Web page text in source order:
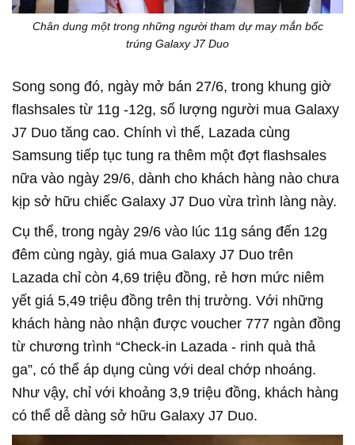
Chân dung một trong những người tham dự may mắn bốc
trúng Galaxy J7 Duo
Song song đó, ngày mở bán 27/6, trong khung giờ
flashsales từ 11g -12g, số lượng người mua Galaxy
J7 Duo tăng cao. Chính vì thế, Lazada cùng
Samsung tiếp tục tung ra thêm một đợt flashsales
nữa vào ngày 29/6, dành cho khách hàng nào chưa
kịp sở hữu chiếc Galaxy J7 Duo vừa trình làng này.
Cụ thể, trong ngày 29/6 vào lúc 11g sáng đến 12g
đêm cùng ngày, giá mua Galaxy J7 Duo trên
Lazada chỉ còn 4,69 triệu đồng, rẻ hơn mức niêm
yết giá 5,49 triệu đồng trên thị trường. Với những
khách hàng nào nhận được voucher 777 ngàn đồng
từ chương trình “Check-in Lazada - rinh quà thả
ga”, có thể áp dụng cùng với deal chớp nhoáng.
Như vậy, chỉ với khoảng 3,9 triệu đồng, khách hàng
có thể dễ dàng sở hữu Galaxy J7 Duo.